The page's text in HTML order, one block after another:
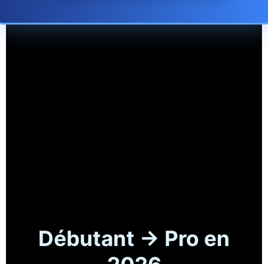
Débutant → Pro en